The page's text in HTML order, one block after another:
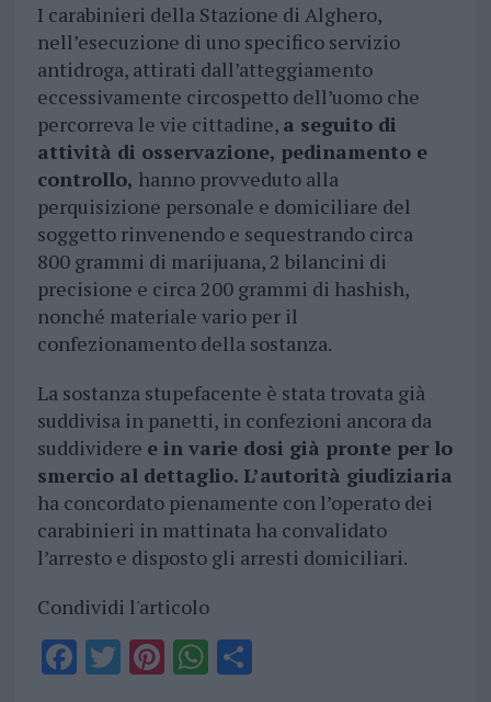
I carabinieri della Stazione di Alghero,
nell’esecuzione di uno specifico servizio
antidroga, attirati dall’atteggiamento
eccessivamente circospetto dell’uomo che
percorreva le vie cittadine, a seguito di
attività di osservazione, pedinamento e
controllo, hanno provveduto alla
perquisizione personale e domiciliare del
soggetto rinvenendo e sequestrando circa
800 grammi di marijuana, 2 bilancini di
precisione e circa 200 grammi di hashish,
nonché materiale vario per il
confezionamento della sostanza.
La sostanza stupefacente è stata trovata già
suddivisa in panetti, in confezioni ancora da
suddividere e in varie dosi già pronte per lo
smercio al dettaglio. L’autorità giudiziaria
ha concordato pienamente con l’operato dei
carabinieri in mattinata ha convalidato
l’arresto e disposto gli arresti domiciliari.
Condividi l'articolo
F T PiWS